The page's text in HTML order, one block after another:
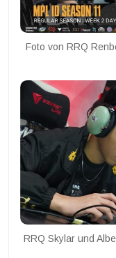
Foto von RRQ
RRQ Skylar und